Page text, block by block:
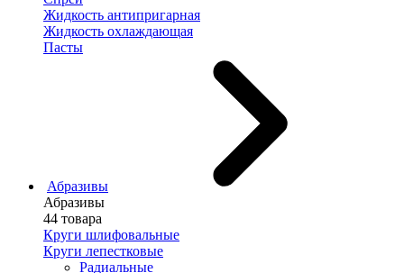
Жидкость антипригарная
Жидкость охлаждающая
Пасты
Абразивы
Абразивы
44 товара
Круги шлифовальные
Круги лепестковые
Радиальные